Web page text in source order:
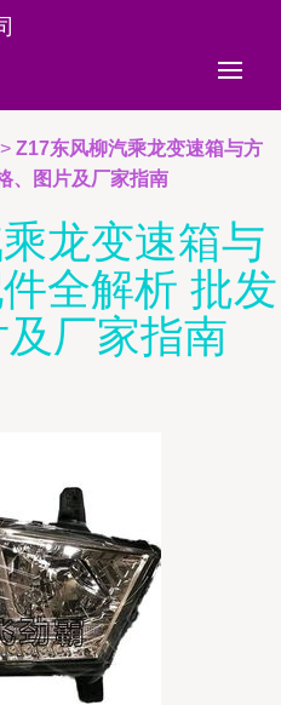
> Z17东风柳汽乘龙变速箱与方
、图片及厂家指南
龙变速箱与
全解析 批发
厂家指南